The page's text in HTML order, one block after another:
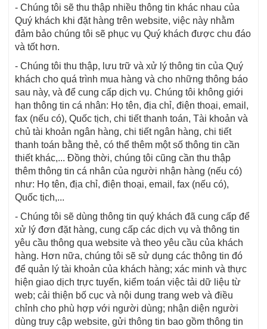
- Chúng tôi sẽ thu thập nhiều thông tin khác nhau của
Quý khách khi đặt hàng trên website, việc này nhằm
đảm bảo chúng tôi sẽ phục vụ Quý khách được chu đáo
và tốt hơn.
- Chúng tôi thu thập, lưu trữ và xử lý thông tin của Quý
khách cho quá trình mua hàng và cho những thông báo
sau này, và để cung cấp dịch vụ. Chúng tôi không giới
hạn thông tin cá nhân: Họ tên, địa chỉ, điện thoại, email,
fax (nếu có), Quốc tịch, chi tiết thanh toán, Tài khoản và
chủ tài khoản ngân hàng, chi tiết ngân hàng, chi tiết
thanh toán bằng thẻ, có thể thêm một số thông tin cần
thiết khác,... Đồng thời, chúng tôi cũng cần thu thập
thêm thông tin cá nhân của người nhận hàng (nếu có)
như: Họ tên, địa chỉ, điện thoại, email, fax (nếu có),
Quốc tịch,...
- Chúng tôi sẽ dùng thông tin quý khách đã cung cấp để
xử lý đơn đặt hàng, cung cấp các dịch vụ và thông tin
yêu cầu thông qua website và theo yêu cầu của khách
hàng. Hơn nữa, chúng tôi sẽ sử dụng các thông tin đó
để quản lý tài khoản của khách hàng; xác minh và thực
hiện giao dịch trực tuyến, kiểm toán việc tải dữ liệu từ
web; cải thiện bố cục và nội dung trang web và điều
chỉnh cho phù hợp với người dùng; nhận diện người
dùng truy cập website, gửi thông tin bao gồm thông tin